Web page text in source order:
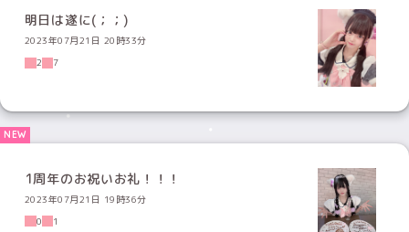
明日は遂に(；；)
2023年07月21日 20時33分
2
7
1周年のお祝いお礼！！！
2023年07月21日 19時36分
0
1